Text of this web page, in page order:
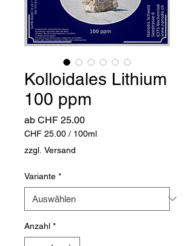
Kolloidales Lithium
100 ppm
ab CHF 25.00Sale-
Preis
CHF 25.00 / 100ml
CHF 25.00
pro
Milliliter
zzgl. Versand
Variante *
Anzahl *